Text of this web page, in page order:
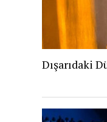
Dışarıdaki